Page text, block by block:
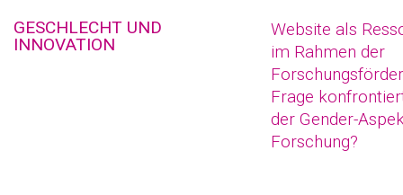
GESCHLECHT UND
INNOVATION
Website als
im Rahmen der
Frage
der Gender-
Forschung?